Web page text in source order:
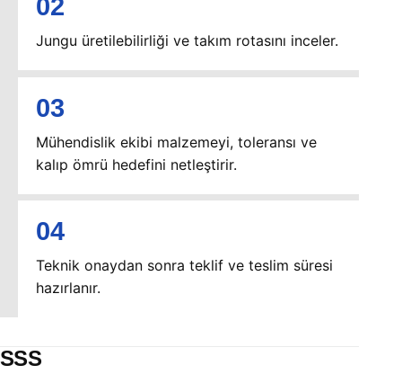
Jungu üretilebilirliği ve takım rotasını inceler.
Mühendislik ekibi malzemeyi, toleransı ve
kalıp ömrü hedefini netleştirir.
Teknik onaydan sonra teklif ve teslim süresi
hazırlanır.
SSS